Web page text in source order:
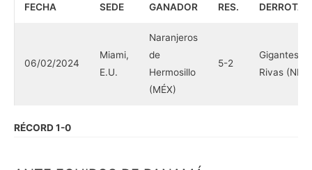
FECHA SEDE GANADOR RES.
06/02/2024
Miami,
E.U.
Naranjeros
de
Hermosillo
(MÉX)
5-2
Gigantes de
Rivas (NIC)
RÉCORD 1-0